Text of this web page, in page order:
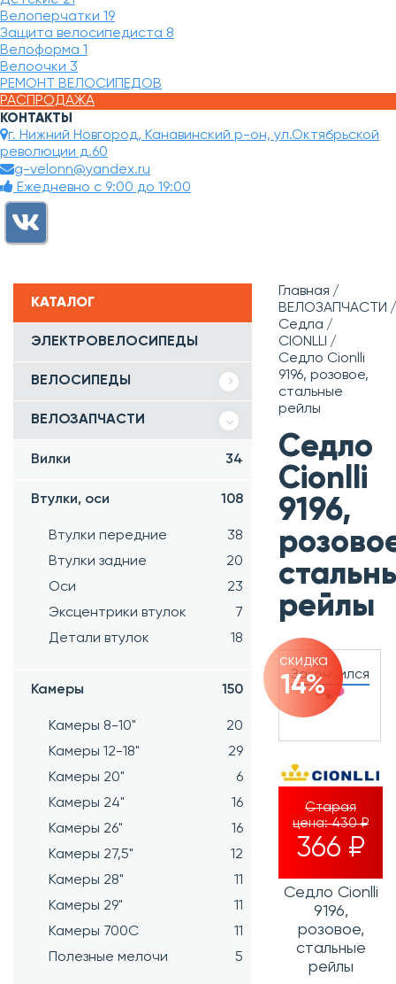
Велоперчатки 19
Защита велосипедиста 8
Велоформа 1
Велоочки 3
РЕМОНТ ВЕЛОСИПЕДОВ
РАСПРОДАЖА
КОНТАКТЫ
г. Нижний Новгород, Канавинский р-он, ул.Октябрьской
революции д.60
g-velonn@yandex.ru
Ежедневно с 9:00 до 19:00
КАТАЛОГ
ЭЛЕКТРОВЕЛОСИПЕДЫ
ВЕЛОСИПЕДЫ
ВЕЛОЗАПЧАСТИ
Вилки 34
Втулки, оси 108
Втулки передние
38
Втулки задние
20
Оси
23
Эксцентрики втулок
7
Детали втулок
18
Камеры 150
Камеры 8-10"
20
Камеры 12-18"
29
Камеры 20"
6
Камеры 24"
16
Камеры 26"
16
Камеры 27,5"
12
Камеры 28"
11
Камеры 29"
11
Камеры 700C
11
Полезные мелочи
5
Главная
ВЕЛОЗАПЧАСТИ
Седла
CIONLLI
Седло Cionlli
9196, розовое,
стальные
рейлы
Седло
Cionlli
9196,
рейлы
Закончился
скидка
14%
Старая
цена:430 ₽
366 ₽
Седло Cionlli
9196,
розовое,
стальные
рейлы